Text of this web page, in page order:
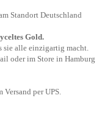
Standort Deutschland
Gold.
sie alle einzigartig macht.
oder im Store in Hamburg
per UPS.